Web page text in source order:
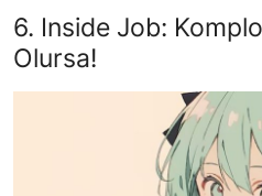
6. Inside Job:
Olursa!